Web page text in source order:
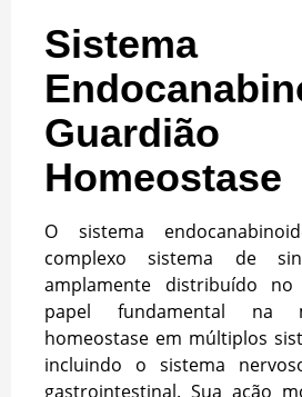
Sistema
Homeostase
O sistema
complexo sistema de
amplamente distribuído
papel fundamental na
homeostase em múltiplos
incluindo o sistema
gastrointestinal. Sua ação